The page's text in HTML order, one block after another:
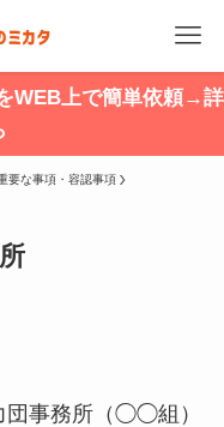
WEB上で簡単依頼→詳
要な事項・容認事項
事務所（◯◯組）